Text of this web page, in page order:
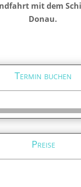
mit dem
Donau.
Termin buchen
Preise